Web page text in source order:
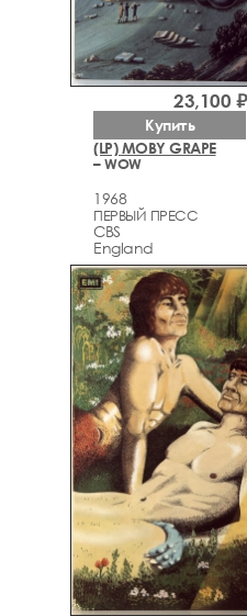
(LP) MOBY GRAPE
– WOW
1968
ПЕРВЫЙ ПРЕСС
CBS
England
23,100 ₽
Купить